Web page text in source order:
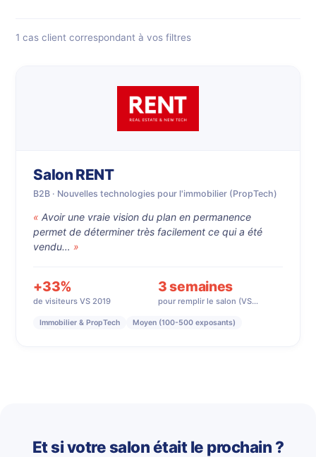
1 cas client correspondant à vos filtres
Salon RENT
B2B · Nouvelles technologies pour l'immobilier (PropTech)
Avoir une vraie vision du plan en permanence
permet de déterminer très facilement ce qui a été
vendu…
+33%
de visiteurs VS 2019
3 semaines
pour remplir le salon (VS…
Immobilier & PropTech Moyen (100-500 exposants)
Et si votre salon était le prochain ?